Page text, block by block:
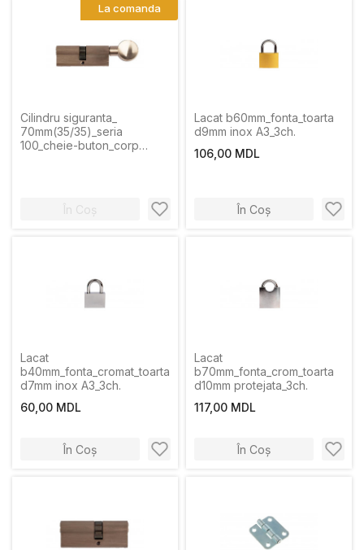
Cilindru siguranta_
70mm(35/35)_seria
100_cheie-buton_corp
În Coș
La comanda
Lacat b60mm_fonta_toarta
d9mm inox A3_3ch.
106,00 MDL
În Coș
Lacat
b40mm_fonta_cromat_toarta
d7mm inox A3_3ch.
60,00 MDL
În Coș
Lacat
b70mm_fonta_crom_toarta
d10mm protejata_3ch.
117,00 MDL
În Coș